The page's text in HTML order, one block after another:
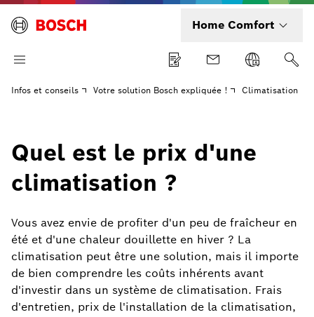
Home Comfort
Infos et conseils Votre solution Bosch expliquée ! Climatisation
Quel est le prix d'une
climatisation ?
Vous avez envie de profiter d'un peu de fraîcheur en
été et d'une chaleur douillette en hiver ? La
climatisation peut être une solution, mais il importe
de bien comprendre les coûts inhérents avant
d'investir dans un système de climatisation. Frais
d'entretien, prix de l'installation de la climatisation,